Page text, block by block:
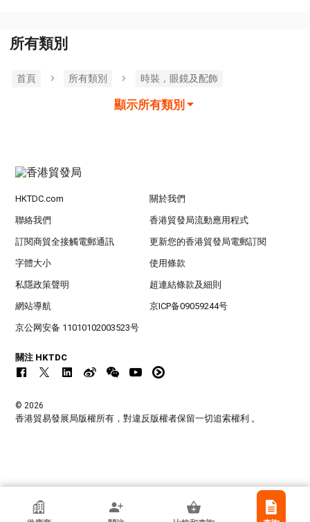
所有類別
首頁 所有類別 時裝，眼鏡及配飾
顯示所有類別
香港貿發局參展商
HKTDC.com 關於我們
聯絡我們 香港貿發局流動應用程式
訂閱商貿全接觸電郵通訊 更新您的香港貿發局電郵訂閱
字體大小 使用條款
私隱政策聲明 超連結條款及細則
網站導航 京ICP备09059244号
京公网安备 11010102003523号
關注 HKTDC
© 2026
香港貿易發展局版權所有，對違反版權者保留一切追索權利 。